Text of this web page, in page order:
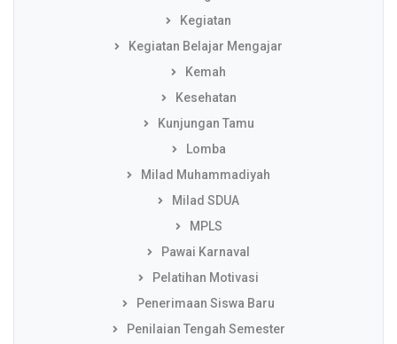
Kegiatan
Kegiatan Belajar Mengajar
Kemah
Kesehatan
Kunjungan Tamu
Lomba
Milad Muhammadiyah
Milad SDUA
MPLS
Pawai Karnaval
Pelatihan Motivasi
Penerimaan Siswa Baru
Penilaian Tengah Semester